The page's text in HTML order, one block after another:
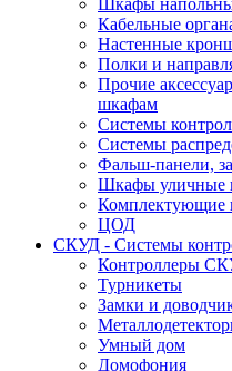
Шкафы
Кабельные
Настенные
Полки и
Прочие
шкафам
Системы
Системы
Фальш-панели,
Шкафы уличные
Комплектующие
ЦОД
СКУД - Системы
Контроллеры
Турникеты
Замки и
Умный дом
Домофония